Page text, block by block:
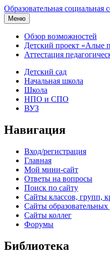
Образовательная социальная
Меню
Обзор возможностей
Детский проект «Алые
Аттестация
Детский сад
Начальная школа
Школа
НПО и СПО
ВУЗ
Навигация
Вход/регистрация
Главная
Мой мини-сайт
Ответы на вопросы
Поиск по сайту
Сайты классов, групп,
Сайты
Сайты коллег
Форумы
Библиотека